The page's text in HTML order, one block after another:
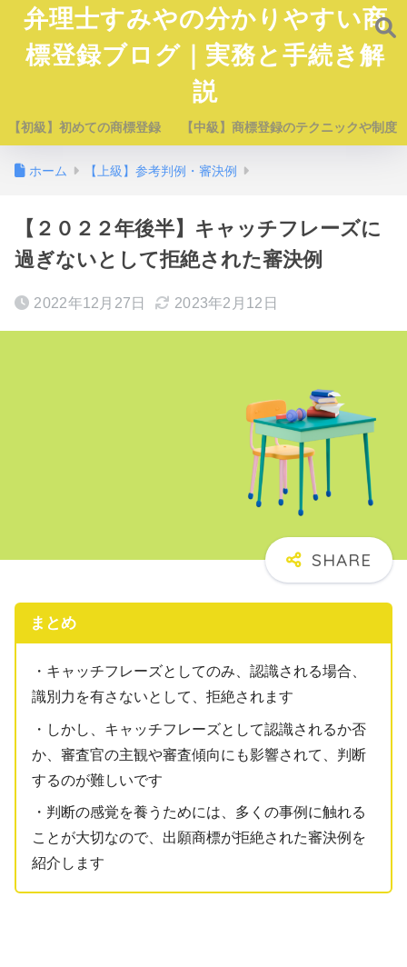
弁理士すみやの分かりやすい商
標登録ブログ｜実務と手続き解
説
【初級】初めての商標登録 【中級】商標登録のテクニックや制度
ホーム 【上級】参考判例・審決例
【２０２２年後半】キャッチフレーズに
過ぎないとして拒絶された審決例
2022年12月27日 2023年2月12日
まとめ
・キャッチフレーズとしてのみ、認識される場合、
識別力を有さないとして、拒絶されます
・しかし、キャッチフレーズとして認識されるか否
か、審査官の主観や審査傾向にも影響されて、判断
するのが難しいです
・判断の感覚を養うためには、多くの事例に触れる
ことが大切なので、出願商標が拒絶された審決例を
紹介します